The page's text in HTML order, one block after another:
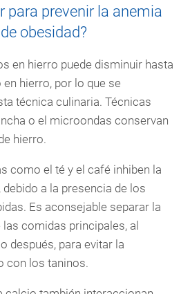
para prevenir la anemia
obesidad?
en hierro puede disminuir hasta
hierro, por lo que se
técnica culinaria. Técnicas
o el microondas conservan
hierro.
como el té y el café inhiben la
a la presencia de los
Es aconsejable separar la
comidas principales, al
después, para evitar la
con los taninos.